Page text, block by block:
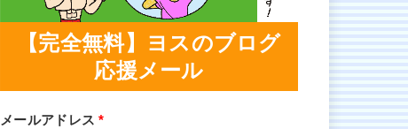
【完全無料】ヨスのブログ
応援メール
メールアドレス*